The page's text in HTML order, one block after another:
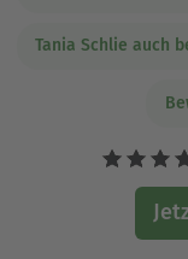
Tania Schlie auch